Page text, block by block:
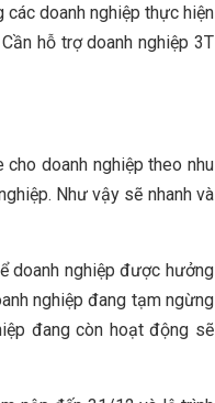
các doanh nghiệp thực hiện
hỗ trợ doanh nghiệp 3T
doanh nghiệp theo nhu
Như vậy sẽ nhanh và
doanh nghiệp được hưởng
nghiệp đang tạm ngừng
đang còn hoạt động sẽ